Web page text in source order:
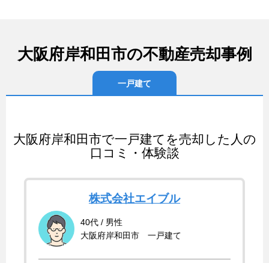
大阪府岸和田市の不動産売却事例
一戸建て
大阪府岸和田市で一戸建てを売却した人の
口コミ・体験談
株式会社エイブル
40代 / 男性
大阪府岸和田市 一戸建て